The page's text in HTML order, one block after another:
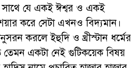
সাথে যে একই ঈশ্বর ও একই
করে সেটা এখনও বিদ্যমান।
করলে ইহুদি ও খ্রীস্টান ধর্মের
একটা নেই গুটিকয়েক বিষয়